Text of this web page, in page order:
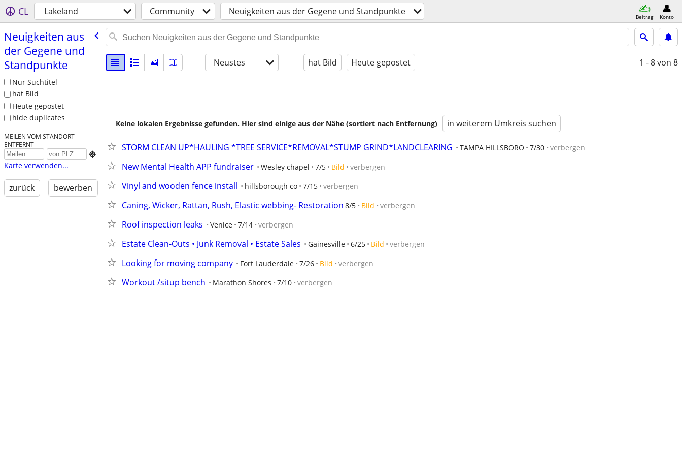
CL Lakeland Community Neuigkeiten aus der Gegene und Standpunkte Beitrag Konto
Neuigkeiten aus
der Gegene und
Standpunkte
Nur Suchtitel
hat Bild
Heute gepostet
hide duplicates
MEILEN VOM STANDORT
ENTFERNT

Karte verwenden...
zurück bewerben
Neustes hat Bild Heute gepostet 1 - 8von 8
Keine lokalen Ergebnisse gefunden. Hier sind einige aus der Nähe (sortiert nach Entfernung) in weiterem Umkreis suchen
STORM CLEAN UP*HAULING *TREE SERVICE*REMOVAL*STUMP GRIND*LANDCLEARING TAMPA HILLSBORO 7/30 verbergen
New Mental Health APP fundraiser Wesley chapel 7/5 Bild verbergen
Vinyl and wooden fence install hillsborough co 7/15 verbergen
Caning, Wicker, Rattan, Rush, Elastic webbing- Restoration 8/5 Bild verbergen
Roof inspection leaks Venice 7/14 verbergen
Estate Clean-Outs • Junk Removal • Estate Sales Gainesville 6/25 Bild verbergen
Looking for moving company Fort Lauderdale 7/26 Bild verbergen
Workout /situp bench Marathon Shores 7/10 verbergen